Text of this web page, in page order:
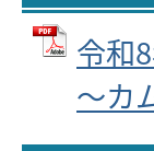
令和
～カ